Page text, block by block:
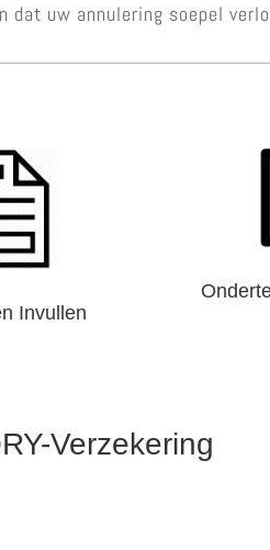
dat uw annulering soepel
Invullen
Verzekering